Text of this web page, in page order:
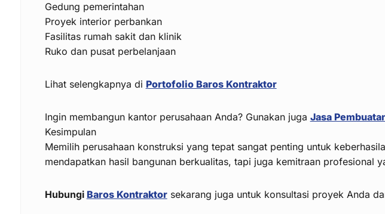
Gedung pemerintahan
Proyek interior perbankan
Fasilitas rumah sakit dan klinik
Ruko dan pusat perbelanjaan
Lihat selengkapnya di Portofolio Baros Kontraktor
Ingin membangun kantor perusahaan Anda? Gunakan juga Jasa
Kesimpulan
Memilih perusahaan konstruksi yang tepat sangat penting untuk
mendapatkan hasil bangunan berkualitas, tapi juga kemitraan profesional
Hubungi Baros Kontraktorsekarang juga untuk konsultasi proyek Anda